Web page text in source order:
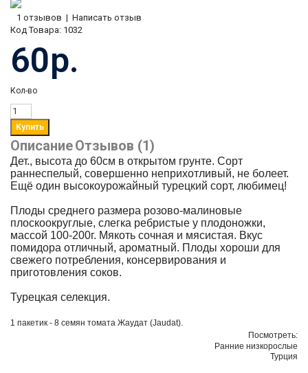
1 отзывов | Написать отзыв
Код Товара: 1032
60р.
Кол-во
ОписаниеОтзывов (1)
Дет., высота до 60см в открытом грунте. Сорт
раннеспелый, совершенно неприхотливый, не болеет.
Ещё один высокоурожайный турецкий сорт, любимец!
Плоды среднего размера розово-малиновые
плоскоокруглые, слегка ребристые у плодоножки,
массой 100-200г. Мякоть сочная и мясистая. Вкус
помидора отличный, ароматный. Плоды хороши для
свежего потребления, консервирования и
приготовления соков.
Турецкая селекция.
1 пакетик - 8 семян томата Жаудат (Jaudat).
Посмотреть:
Ранние низкорослые
Турция